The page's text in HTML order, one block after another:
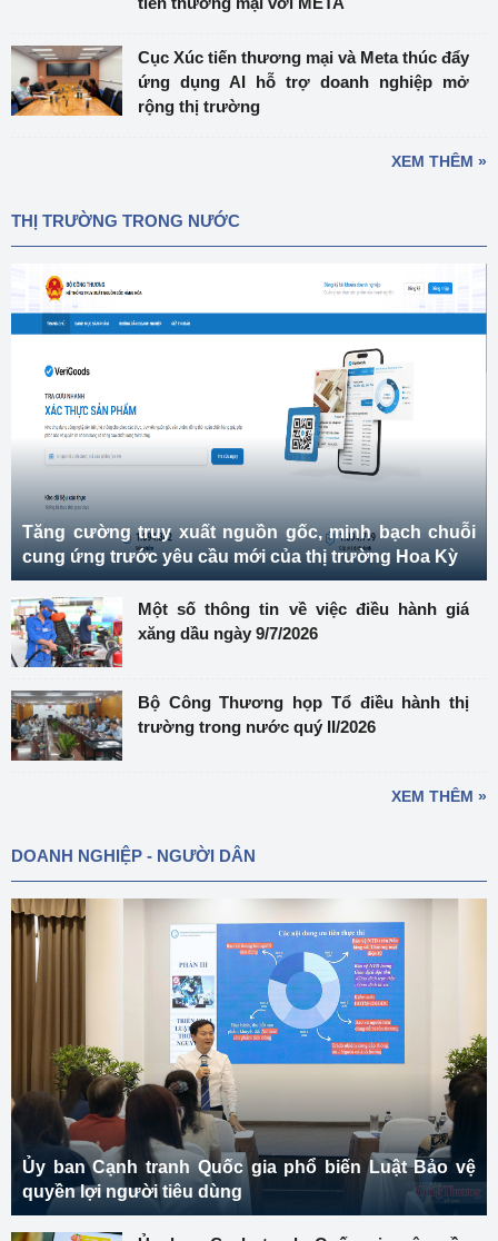
Cục Xúc tiến thương mại và Meta thúc đẩy
ứng dụng AI hỗ trợ doanh nghiệp mở
rộng thị trường
XEM THÊM »
THỊ TRƯỜNG TRONG NƯỚC
Tăng cường truy xuất nguồn gốc, minh bạch chuỗi
cung ứng trước yêu cầu mới của thị trường Hoa Kỳ
Một số thông tin về việc điều hành giá
xăng dầu ngày 9/7/2026
Bộ Công Thương họp Tổ điều hành thị
trường trong nước quý II/2026
XEM THÊM »
DOANH NGHIỆP - NGƯỜI DÂN
Ủy ban Cạnh tranh Quốc gia phổ biến Luật Bảo vệ
quyền lợi người tiêu dùng